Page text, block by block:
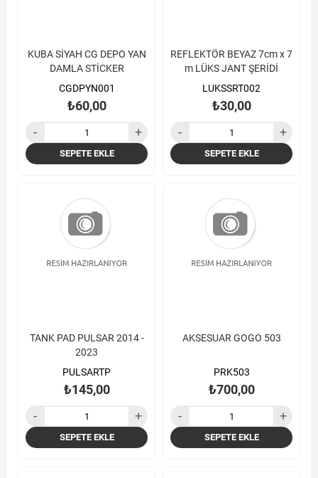
KUBA SİYAH CG DEPO YAN
DAMLA STİCKER
CGDPYN001
₺60,00
SEPETE EKLE
REFLEKTÖR BEYAZ 7cm x 7
m LÜKS JANT ŞERİDİ
LUKSSRT002
₺30,00
SEPETE EKLE
TANK PAD PULSAR 2014 -
2023
PULSARTP
₺145,00
SEPETE EKLE
AKSESUAR GOGO 503
PRK503
₺700,00
SEPETE EKLE